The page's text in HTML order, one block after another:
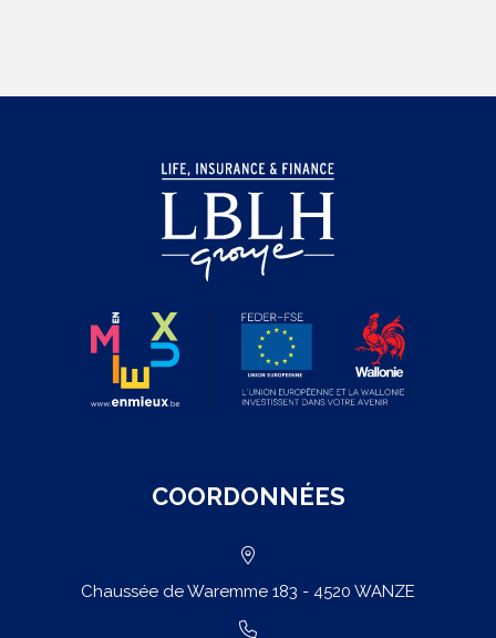
COORDONNÉES
Chaussée de Waremme 183 - 4520 WANZE